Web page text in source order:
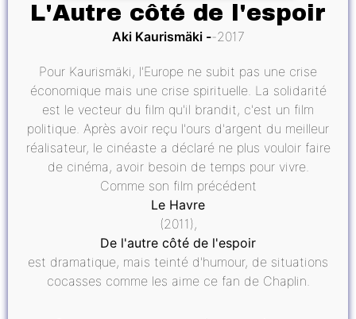
L'Autre côté de l'espoir
Aki Kaurismäki 2017
Pour Kaurismäki, l'Europe ne subit pas une crise
économique mais une crise spirituelle. La solidarité
est le vecteur du film qu'il brandit, c'est un film
politique. Après avoir reçu l'ours d'argent du meilleur
réalisateur, le cinéaste a déclaré ne plus vouloir faire
de cinéma, avoir besoin de temps pour vivre.
Comme son film précédent
Le Havre
(2011),
De l'autre côté de l'espoir
est dramatique, mais teinté d'humour, de situations
cocasses comme les aime ce fan de Chaplin.